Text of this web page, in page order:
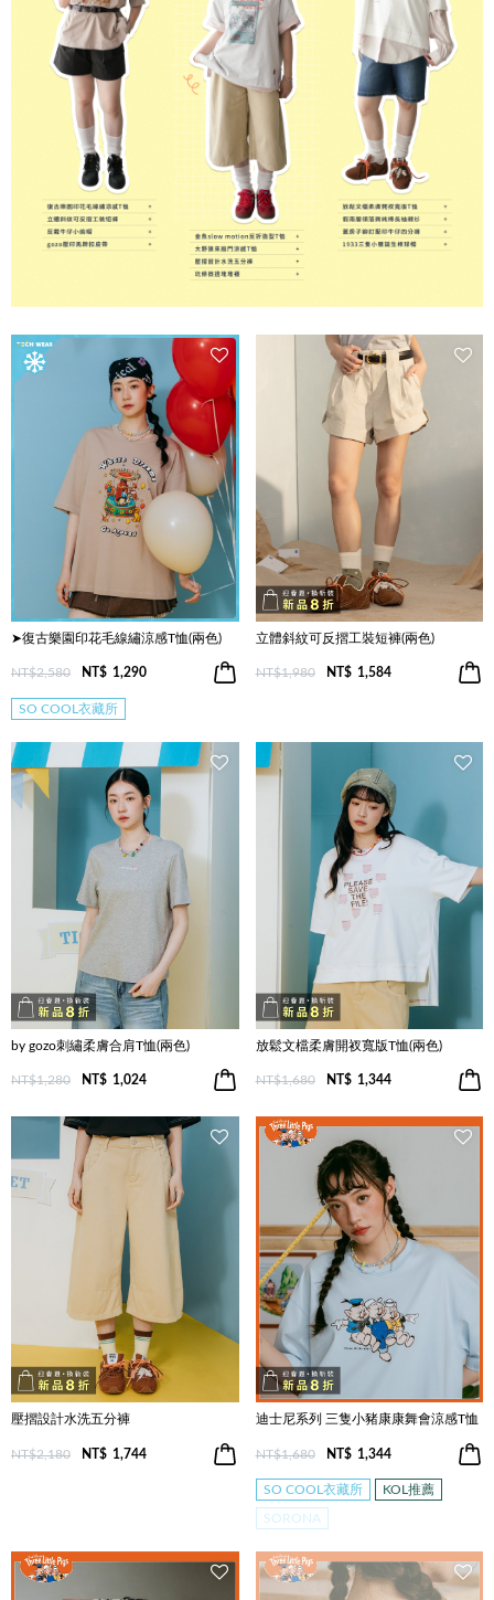
➤復古樂園印花毛線繡涼感T恤(兩色)
NT$2,580 NT$ 1,290
SO COOL衣藏所
立體斜紋可反摺工裝短褲(兩色)
NT$1,980 NT$ 1,584
by gozo刺繡柔膚合肩T恤(兩色)
NT$1,280 NT$ 1,024
放鬆文檔柔膚開衩寬版T恤(兩色)
NT$1,680 NT$ 1,344
壓摺設計水洗五分褲
NT$2,180 NT$ 1,744
迪士尼系列 三隻小豬康康舞會涼感T恤
NT$1,680 NT$ 1,344
SO COOL衣藏所 KOL推薦
SORONA